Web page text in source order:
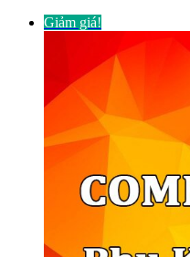
Giảm giá!